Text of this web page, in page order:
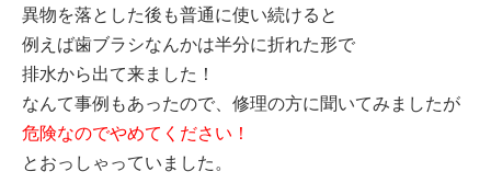
異物を落とした後も普通に使い続けると
例えば歯ブラシなんかは半分に折れた形で
排水から出て来ました！
なんて事例もあったので、修理の方に聞いてみましたが
危険なのでやめてください！
とおっしゃっていました。